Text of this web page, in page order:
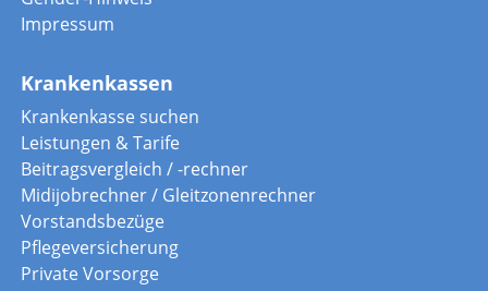
Impressum
Krankenkassen
Krankenkasse suchen
Leistungen & Tarife
Beitragsvergleich / -rechner
Midijobrechner / Gleitzonenrechner
Vorstandsbezüge
Pflegeversicherung
Private Vorsorge